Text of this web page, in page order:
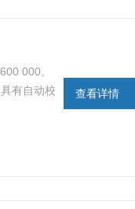
。
具有自动校
查看详情